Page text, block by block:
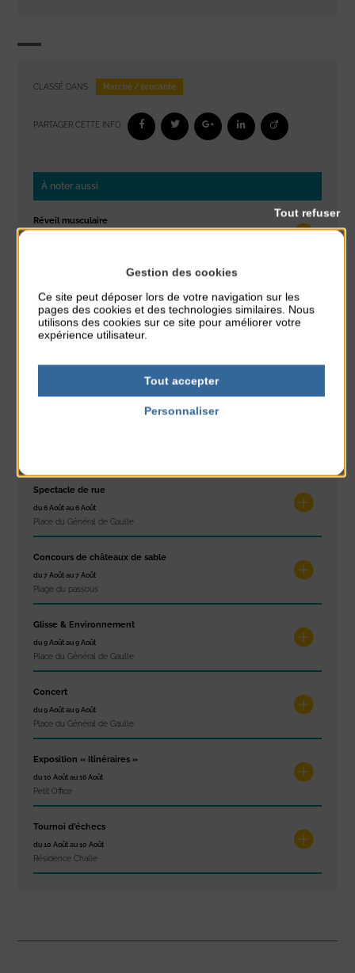
CLASSÉ DANS : Marché / brocante
PARTAGER CETTE INFO :
À noter aussi
Réveil musculaire
du 3 Août au 7 Août
Plage du passous
Spectacle de rue
du 6 Août au 6 Août
Place du Général de Gaulle
Concours de châteaux de sable
du 7 Août au 7 Août
Plage du passous
Glisse & Environnement
du 9 Août au 9 Août
Place du Général de Gaulle
Concert
du 9 Août au 9 Août
Place du Général de Gaulle
Exposition « Itinéraires »
du 10 Août au 16 Août
Petit Office
Tournoi d’échecs
du 10 Août au 10 Août
Résidence Challe
Gestion des cookies
Ce site peut déposer lors de votre navigation sur les
pages des cookies et des technologies similaires. Nous
utilisons des cookies sur ce site pour améliorer votre
expérience utilisateur.
Tout accepter
Tout refuser
Personnaliser